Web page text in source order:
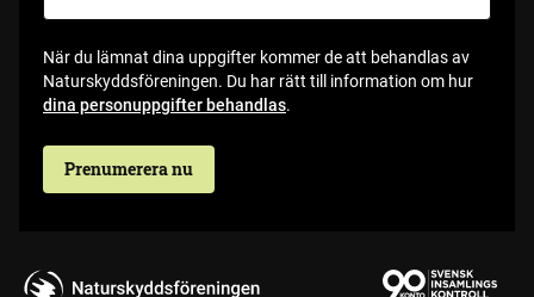
När du lämnat dina uppgifter kommer de att behandlas av
Naturskyddsföreningen. Du har rätt till information om hur
dina personuppgifter behandlas.
Prenumerera nu